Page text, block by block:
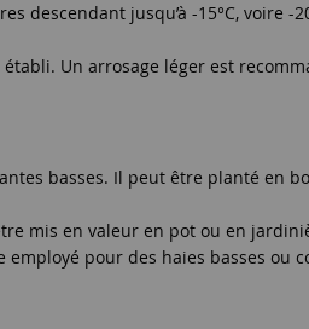
jusqu’à -15°C, voire
Un arrosage léger est
basses. Il peut être planté en
mis en valeur en pot ou en
pour des haies basses ou